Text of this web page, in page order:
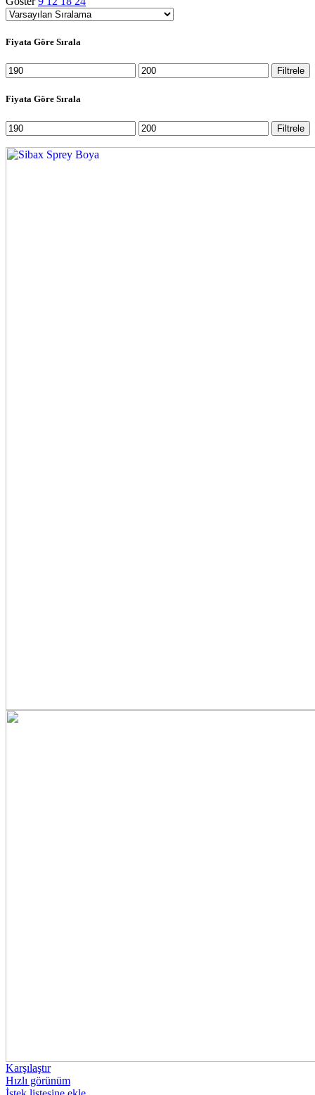
Fiyata Göre Sırala
En
düşük
fiyat
En
yüksek
Filtrele
Fiyata Göre Sırala
En
düşük
fiyat
En
yüksek
fiyat
Filtrele
Karşılaştır
Hızlı görünüm